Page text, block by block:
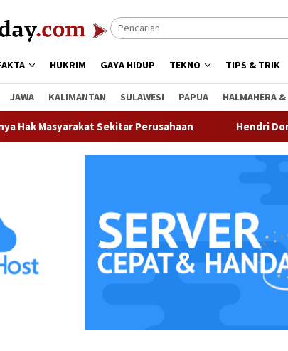
HUKRIM GAYA HIDUP TEKNO TIPS & TRIK
JAWA KALIMANTAN SULAWESI PAPUA HALMAHERA
Sekitar Perusahaan Hendri Domo :